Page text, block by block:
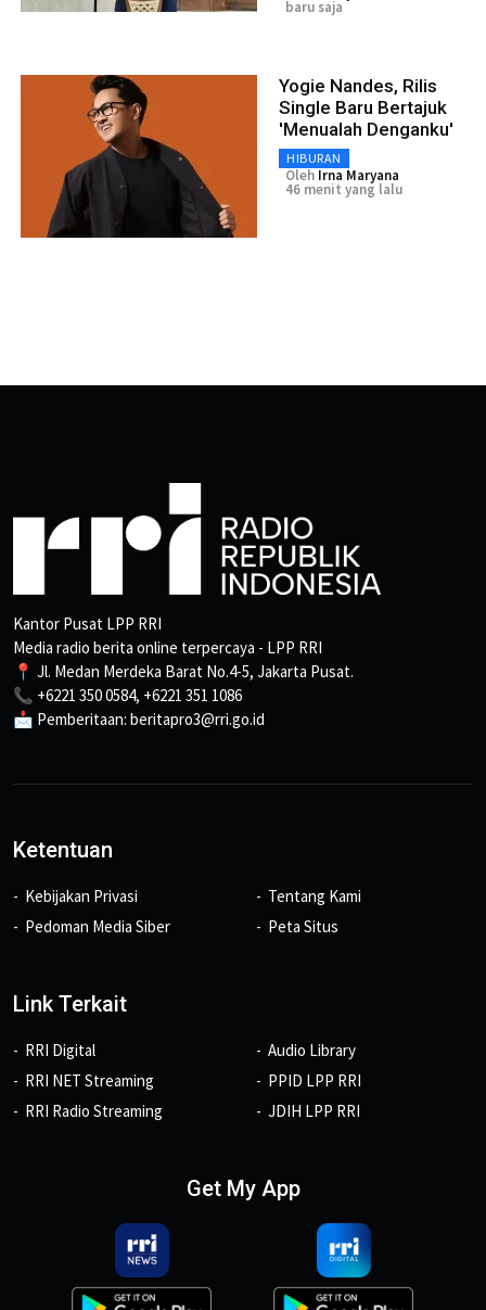
baru saja
Yogie Nandes, Rilis
Single Baru Bertajuk
'Menualah Denganku'
HIBURAN
Oleh Irna Maryana
46 menit yang lalu
Kantor Pusat LPP RRI
Media radio berita online terpercaya - LPP RRI
📍 Jl. Medan Merdeka Barat No.4-5, Jakarta Pusat.
📞 +6221 350 0584, +6221 351 1086
📩 Pemberitaan: beritapro3@rri.go.id
Ketentuan
Kebijakan Privasi
Pedoman Media Siber
Tentang Kami
Peta Situs
Link Terkait
RRI Digital
RRI NET Streaming
RRI Radio Streaming
Audio Library
PPID LPP RRI
JDIH LPP RRI
Get My App